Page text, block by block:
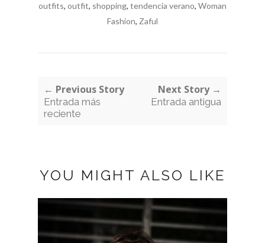
outfits, outfit, shopping, tendencia verano, Woman
Fashion, Zaful
← Previous Story
Entrada más
reciente
Next Story →
Entrada antigua
YOU MIGHT ALSO LIKE